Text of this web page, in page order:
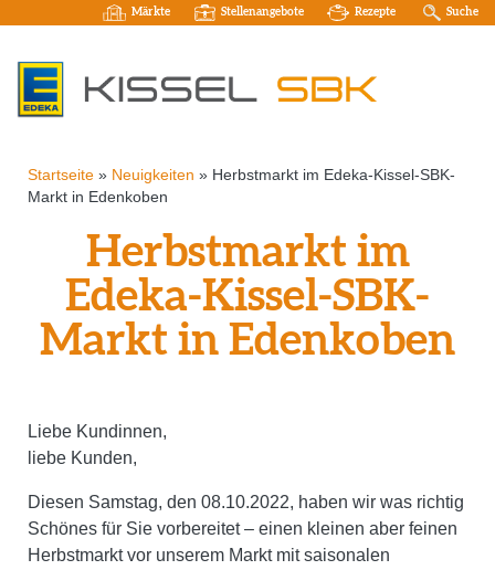
Märkte Stellenangebote Rezepte Suche
Startseite » Neuigkeiten » Herbstmarkt im Edeka-Kissel-SBK-
Markt in Edenkoben
Herbstmarkt im
Edeka-Kissel-SBK-
Markt in Edenkoben
Liebe Kundinnen,
liebe Kunden,
Diesen Samstag, den 08.10.2022, haben wir was richtig
Schönes für Sie vorbereitet – einen kleinen aber feinen
Herbstmarkt vor unserem Markt mit saisonalen